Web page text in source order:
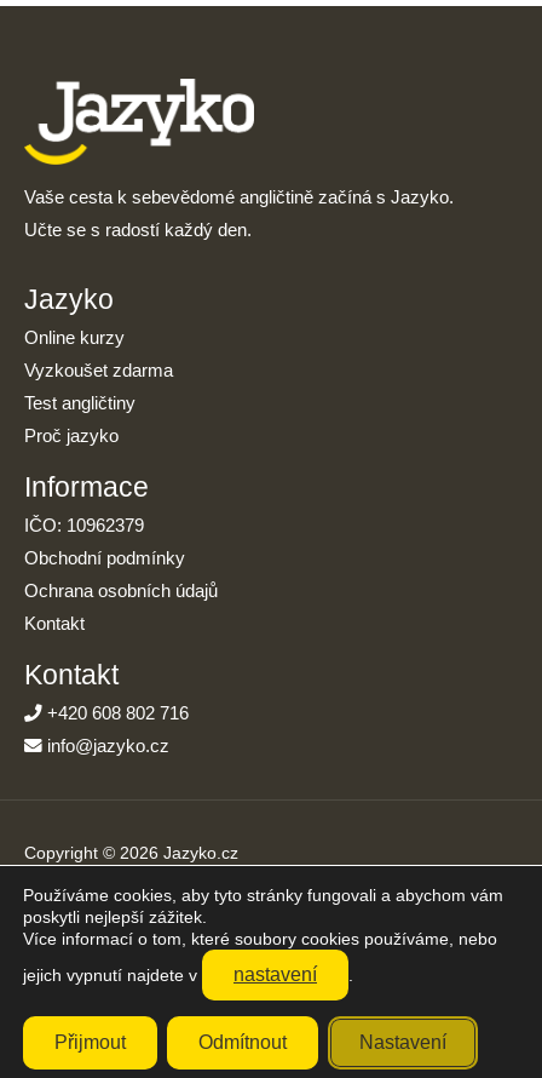
Vaše cesta k sebevědomé angličtině začíná s Jazyko.
Učte se s radostí každý den.
Jazyko
Online kurzy
Vyzkoušet zdarma
Test angličtiny
Proč jazyko
Informace
IČO: 10962379
Obchodní podmínky
Ochrana osobních údajů
Kontakt
Kontakt
+420 608 802 716
info@jazyko.cz
Copyright © 2026 Jazyko.cz
Online kurzy angličtiny s podporou živého lektora. Učíte se jen
20 minut denně.
Přijímáme platby online
Používáme cookies, aby tyto stránky fungovali a abychom vám
poskytli nejlepší zážitek.
Více informací o tom, které soubory cookies používáme, nebo
jejich vypnutí najdete v
nastavení
Přijmout Odmítnout Nastavení